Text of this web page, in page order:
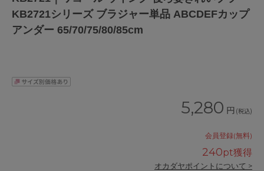
KB2721シリーズ ブラジャー単品 ABCDEFカップ
アンダー 65/70/75/80/85cm
5,280 円 (税込)
会員登録(無料)
240pt獲得
オカダヤポイントについて >